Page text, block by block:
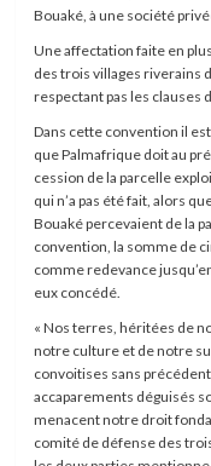
Bouaké, à une société
Une affectation faite en
des trois villages riverains
respectant pas les clauses
Dans cette convention il
que Palmafrique doit au
cession de la parcelle
qui n’a pas été fait, alors
Bouaké percevaient de la
convention, la somme de
comme redevance
eux concédé.
« Nos terres, héritées de
notre culture et de notre
convoitises sans
accaparements déguisés
menacent notre droit
comité de défense des